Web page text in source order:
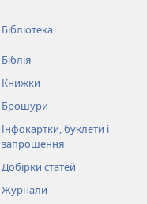
Бібліотека
Біблія
Книжки
Брошури
Інфокартки, буклети і
запрошення
Добірки статей
Журнали